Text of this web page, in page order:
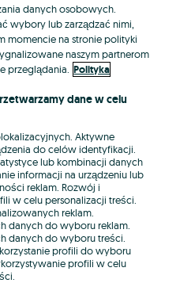
konto Apple
konto Google
danych osobowych.
wybory lub zarządzać nimi,
momencie na stronie polityki
naszym partnerom
przeglądania. Polityka
dane w celu
Aktywne
do celów identyfikacji.
lub kombinacji danych
informacji na urządzeniu lub
reklam. Rozwój i
w celu personalizacji treści.
reklam.
danych do wyboru reklam.
danych do wyboru treści.
profili do wyboru
profili w celu